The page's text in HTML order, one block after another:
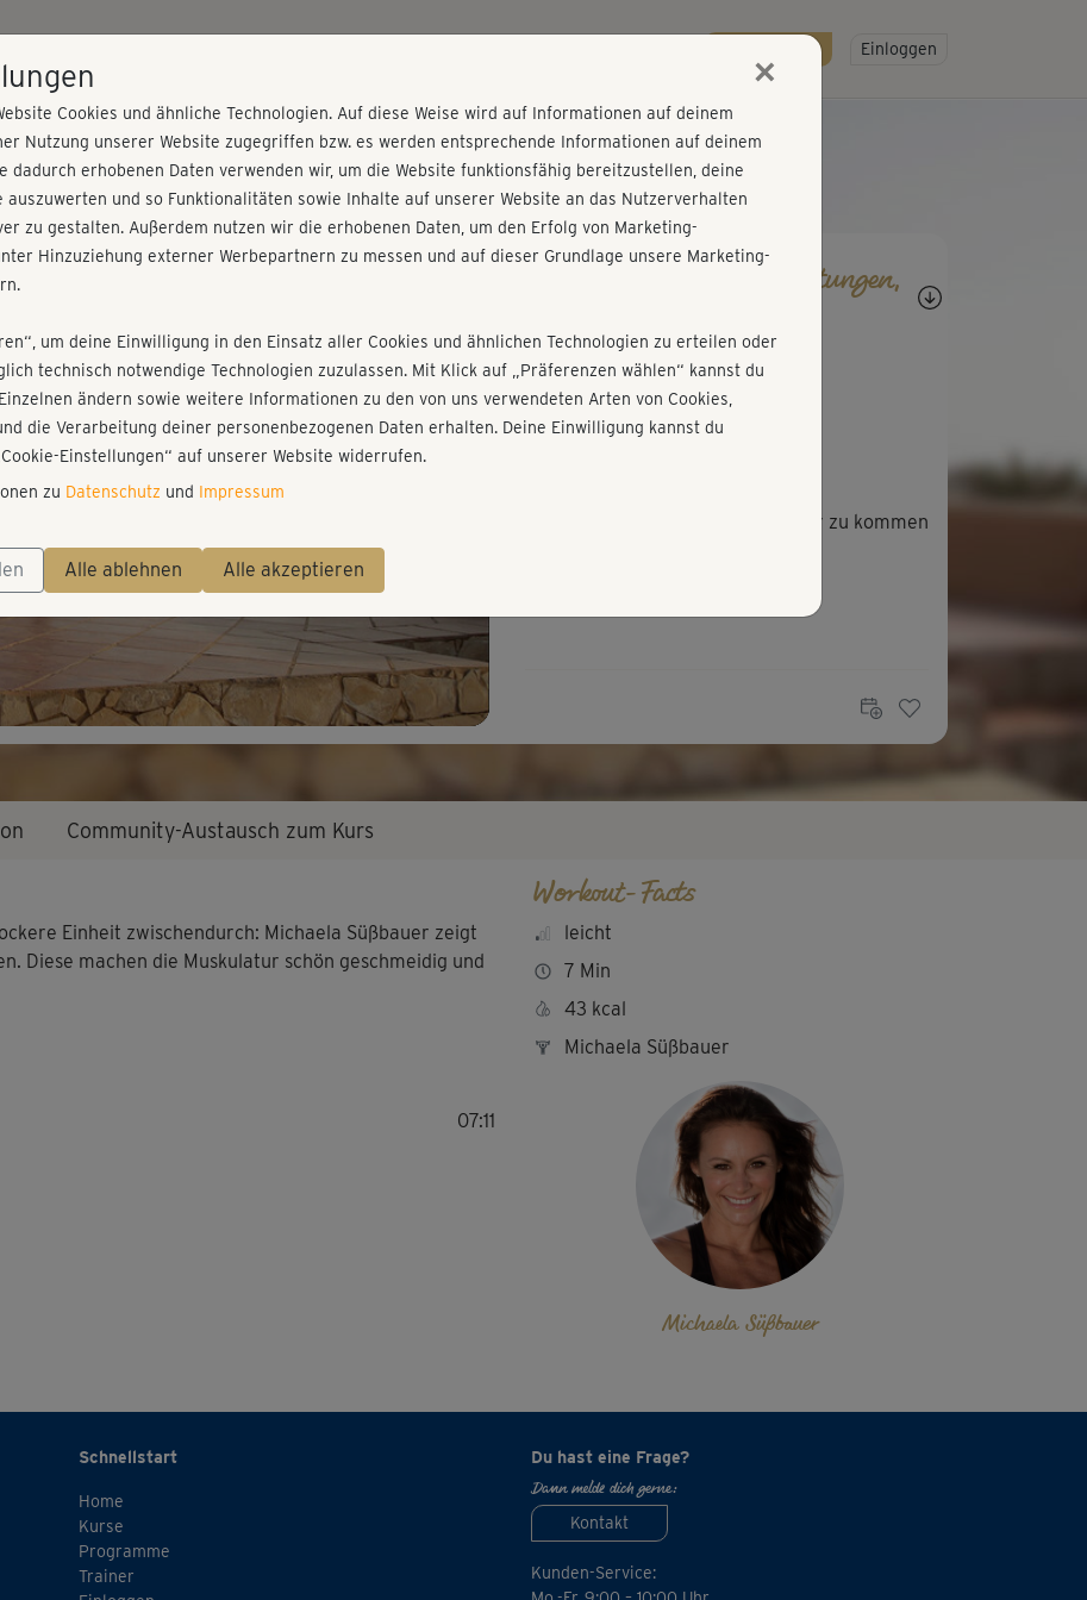
Gratis testen! Einloggen
& Stretch
Play
Video
Fragen, Antworten, Bewertungen,
M
Mercedes176
bin warm......nun weiter,,,😃
Schöne Übungen, prima um runter zu kommen
Community-Austausch zum Kurs
Einheit zwischendurch: Michaela Süßbauer zeigt
Diese machen die Muskulatur schön geschmeidig und
07:11
Workout-Facts
leicht
7 Min
43 kcal
Michaela Süßbauer
Michaela Süßbauer
Schnellstart
Home
Kurse
Programme
Trainer
Du hast eine Frage?
Dann melde dich gerne:
Kontakt
Kunden-Service:
×
Cookies und ähnliche Technologien. Auf diese Weise wird auf Informationen auf deinem
Nutzung unserer Website zugegriffen bzw. es werden entsprechende Informationen auf deinem
dadurch erhobenen Daten verwenden wir, um die Website funktionsfähig bereitzustellen, deine
auszuwerten und so Funktionalitäten sowie Inhalte auf unserer Website an das Nutzerverhalten
zu gestalten. Außerdem nutzen wir die erhobenen Daten, um den Erfolg von Marketing-
Hinzuziehung externer Werbepartnern zu messen und auf dieser Grundlage unsere Marketing-
um deine Einwilligung in den Einsatz aller Cookies und ähnlichen Technologien zu erteilen oder
technisch notwendige Technologien zuzulassen. Mit Klick auf „Präferenzen wählen“ kannst du
ändern sowie weitere Informationen zu den von uns verwendeten Arten von Cookies,
die Verarbeitung deiner personenbezogenen Daten erhalten. Deine Einwilligung kannst du
Einstellungen“ auf unserer Website widerrufen.
zu Datenschutz und Impressum
Alle ablehnen Alle akzeptieren